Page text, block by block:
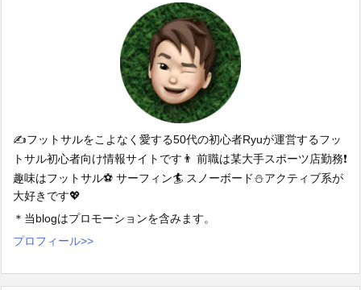
✍️フットサルをこよなく愛する50代の初心者Ryuが運営するフッ
トサル初心者向け情報サイトです👨 前職は某大手スポーツ店勤務❗️
趣味はフットサル⚽️ サーフィン🏄 スノーボード⛄️アクティブ系が
大好きです💖
＊当blogはプロモーションを含みます。
プロフィール>>